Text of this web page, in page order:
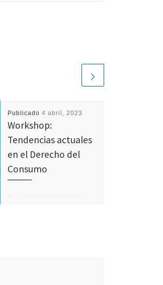
Publicado 4 abril, 2023
Workshop:
Tendencias actuales
en el Derecho del
Consumo